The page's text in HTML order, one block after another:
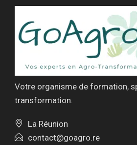
Votre organisme de formation,
transformation.
La Réunion
contact@goagro.re